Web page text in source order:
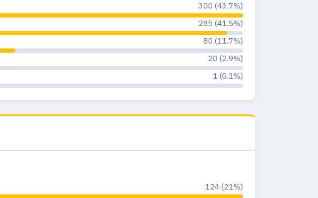
300 (43.7%)
285 (41.5%)
80 (11.7%)
20 (2.9%)
1 (0.1%)
124 (21%)